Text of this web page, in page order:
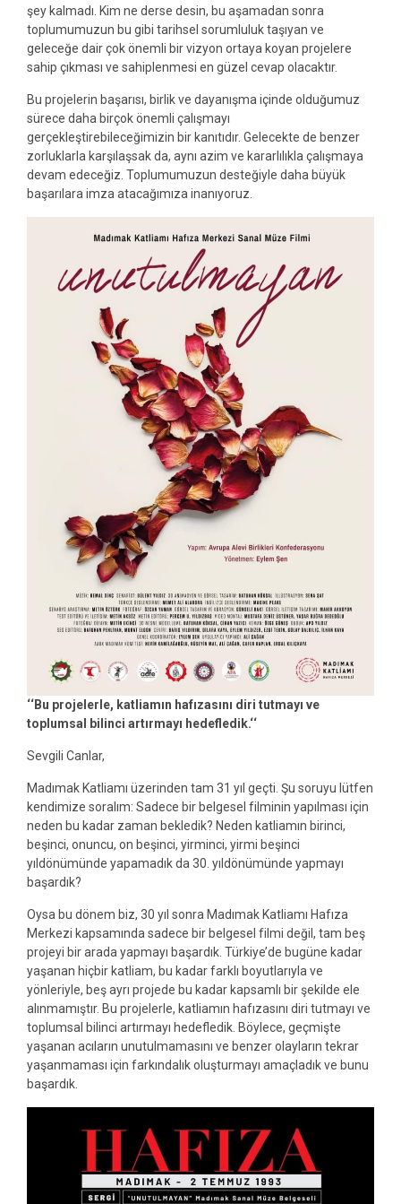
şey kalmadı. Kim ne derse desin, bu aşamadan sonra
toplumumuzun bu gibi tarihsel sorumluluk taşıyan ve
geleceğe dair çok önemli bir vizyon ortaya koyan projelere
sahip çıkması ve sahiplenmesi en güzel cevap olacaktır.
Bu projelerin başarısı, birlik ve dayanışma içinde olduğumuz
sürece daha birçok önemli çalışmayı
gerçekleştirebileceğimizin bir kanıtıdır. Gelecekte de benzer
zorluklarla karşılaşsak da, aynı azim ve kararlılıkla çalışmaya
devam edeceğiz. Toplumumuzun desteğiyle daha büyük
başarılara imza atacağımıza inanıyoruz.
‘‘Bu projelerle, katliamın hafızasını diri tutmayı ve
toplumsal bilinci artırmayı hedefledik.‘‘
Sevgili Canlar,
Madımak Katliamı üzerinden tam 31 yıl geçti. Şu soruyu lütfen
kendimize soralım: Sadece bir belgesel filminin yapılması için
neden bu kadar zaman bekledik? Neden katliamın birinci,
beşinci, onuncu, on beşinci, yirminci, yirmi beşinci
yıldönümünde yapamadık da 30. yıldönümünde yapmayı
başardık?
Oysa bu dönem biz, 30 yıl sonra Madımak Katliamı Hafıza
Merkezi kapsamında sadece bir belgesel filmi değil, tam beş
projeyi bir arada yapmayı başardık. Türkiye’de bugüne kadar
yaşanan hiçbir katliam, bu kadar farklı boyutlarıyla ve
yönleriyle, beş ayrı projede bu kadar kapsamlı bir şekilde ele
alınmamıştır. Bu projelerle, katliamın hafızasını diri tutmayı ve
toplumsal bilinci artırmayı hedefledik. Böylece, geçmişte
yaşanan acıların unutulmamasını ve benzer olayların tekrar
yaşanmaması için farkındalık oluşturmayı amaçladık ve bunu
başardık.